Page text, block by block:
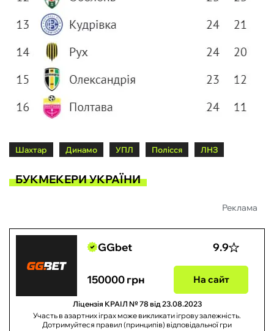
Шахтар Динамо УПЛ Полісся ЛНЗ
БУКМЕКЕРИ УКРАЇНИ
Реклама
GGbet 9.9
150000 грн На сайт
Ліцензія КРАІЛ № 78 від 23.08.2023
Участь в азартних іграх може викликати ігрову залежність.
Дотримуйтеся правил (принципів) відповідальної гри